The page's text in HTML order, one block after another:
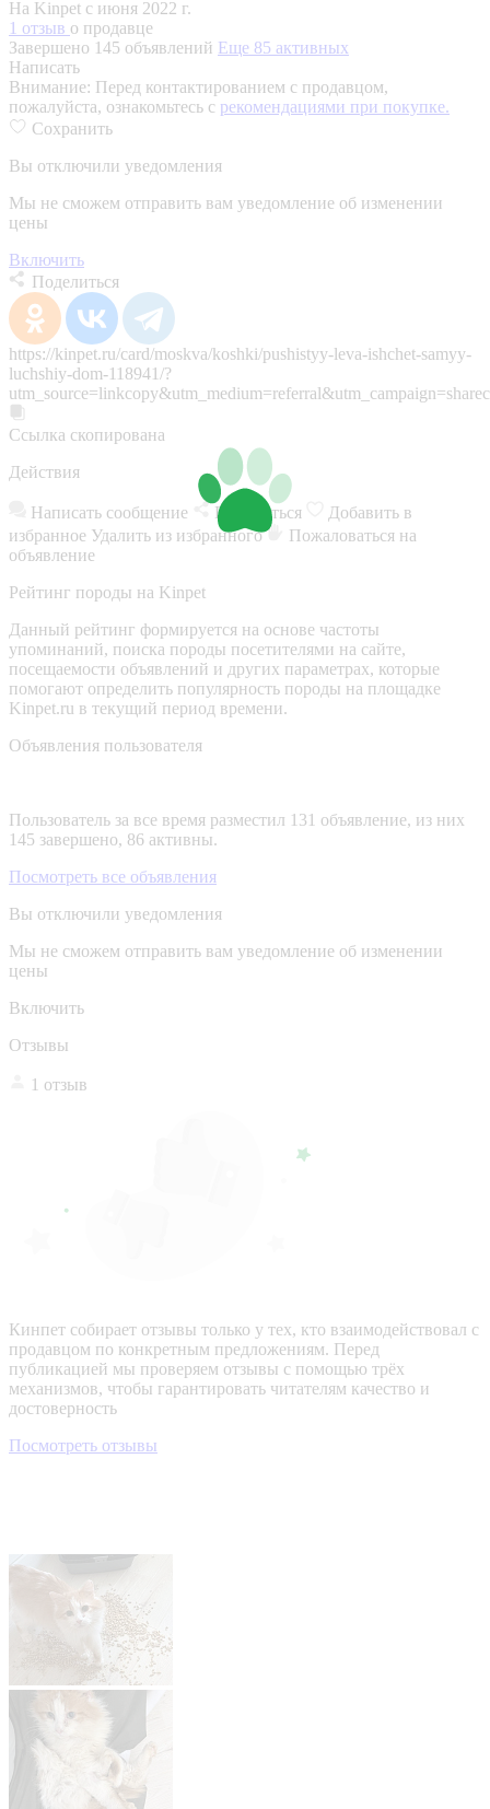
На Kinpet c июня 2022 г.
1 отзыв о продавце
Завершено 145 объявлений Еще 85 активных
Написать
Внимание: Перед контактированием с продавцом,
пожалуйста, ознакомьтесь с рекомендациями при покупке.
Сохранить
Вы отключили уведомления
Мы не сможем отправить вам уведомление об изменении
цены
Включить
Поделиться
https://kinpet.ru/card/moskva/koshki/pushistyy-leva-ishchet-samyy-
luchshiy-dom-118941/?
Ссылка скопирована
Действия
Написать сообщение Поделиться
Добавить в
избранное Удалить из избранного
Пожаловаться на
объявление
Рейтинг породы на Kinpet
Данный рейтинг формируется на основе частоты
упоминаний, поиска породы посетителями на сайте,
посещаемости объявлений и других параметрах, которые
помогают определить популярность породы на площадке
Kinpet.ru в текущий период времени.
Объявления пользователя
Пользователь за все время разместил 131 объявление, из них
145 завершено, 86 активны.
Посмотреть все объявления
Вы отключили уведомления
Мы не сможем отправить вам уведомление об изменении
цены
Включить
Отзывы
1 отзыв
Кинпет собирает отзывы только у тех, кто взаимодействовал с
продавцом по конкретным предложениям. Перед
публикацией мы проверяем отзывы с помощью трёх
механизмов, чтобы гарантировать читателям качество и
достоверность
Посмотреть отзывы